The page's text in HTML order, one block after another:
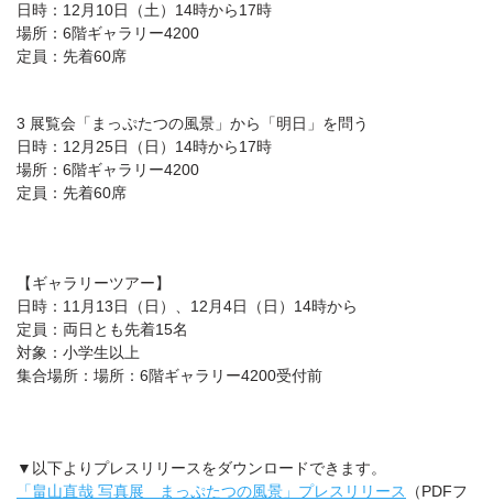
日時：12月10日（土）14時から17時
場所：6階ギャラリー4200
定員：先着60席
3 展覧会「まっぷたつの風景」から「明日」を問う
日時：12月25日（日）14時から17時
場所：6階ギャラリー4200
定員：先着60席
【ギャラリーツアー】
日時：11月13日（日）、12月4日（日）14時から
定員：両日とも先着15名
対象：小学生以上
集合場所：場所：6階ギャラリー4200受付前
▼以下よりプレスリリースをダウンロードできます。
「畠山直哉 写真展 まっぷたつの風景」プレスリリース
（PDFフ